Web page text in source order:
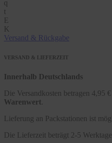
q
t
E
K
Versand & Rückgabe
VERSAND & LIEFERZEIT
Innerhalb Deutschlands
Die Versandkosten betragen 4,95
Warenwert
Lieferung an Packstationen ist
Die Lieferzeit beträgt 2-5